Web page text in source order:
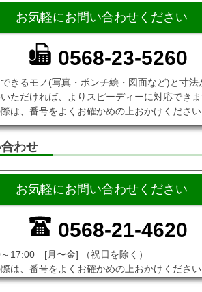
お気軽にお問い合わせください
0568-23-5260
きるモノ(写真・ポンチ絵・図面など)と寸法
ただければ、よりスピーディーに対応でき
は、番号をよくお確かめの上おかけくださ
わせ
お気軽にお問い合わせください
0568-21-4620
17:00 [月〜金] （祝日を除く）
は、番号をよくお確かめの上おかけくださ